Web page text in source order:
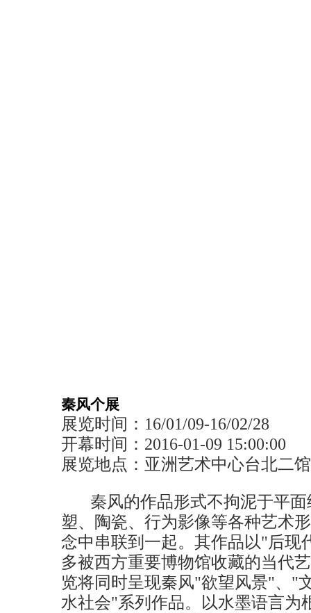
秦风个展
展览时间：16/01/09-16/02/28
开幕时间：2016-01-09 15:00:00
展览地点：亚洲艺术中心台北二馆
秦风的作品形式不拘泥于平面
塑、陶瓷、行为影像等各种艺术
念中串联到一起。其作品以"后现
多被西方重要博物馆收藏的当代
览将同时呈现秦风"欲望风景"、"
水社会"系列作品。以水墨语言为